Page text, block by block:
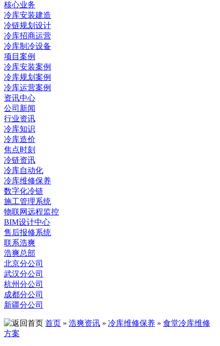
核心业务
冷库安装建造
冷链规划设计
冷库招商运营
冷库制冷设备
项目案例
冷库安装案例
冷库规划案例
冷库运营案例
资讯中心
公司新闻
行业资讯
冷库知识
冷库造价
焦点时刻
冷链资讯
冷库自动化
冷库维修保养
数字化冷链
施工管理系统
物联网远程监控
BIM设计中心
售后报修系统
联系浩爽
浩爽总部
北京分公司
武汉分公司
杭州分公司
成都分公司
新疆分公司
首页 » 浩爽资讯 » 冷库维修保养 » 食堂冷库维修
方案